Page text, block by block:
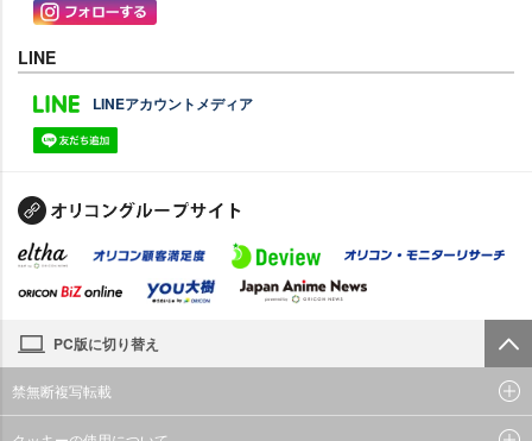
LINE
LINEアカウントメディア
PC版に切り替え
禁無断複写転載